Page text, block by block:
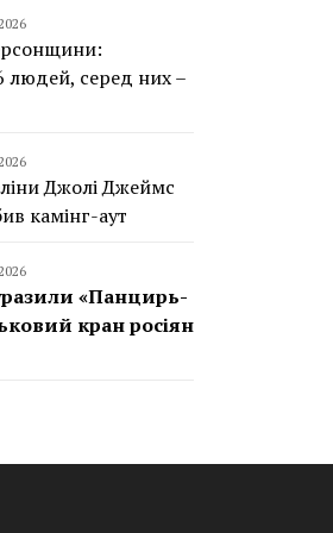
людей, серед них –
Джолі Джеймс
камінг-аут
«Панцирь-
кран росіян